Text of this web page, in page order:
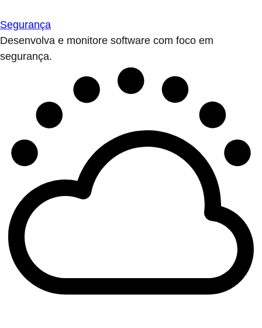
Segurança
Desenvolva e monitore software com foco em
segurança.